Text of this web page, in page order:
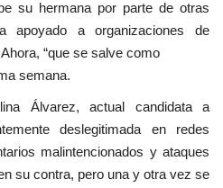
su hermana por parte de otras
apoyado a organizaciones de
“que se salve como
semana.
Álvarez, actual candidata a
deslegitimada en redes
malintencionados y ataques
su contra, pero una y otra vez se